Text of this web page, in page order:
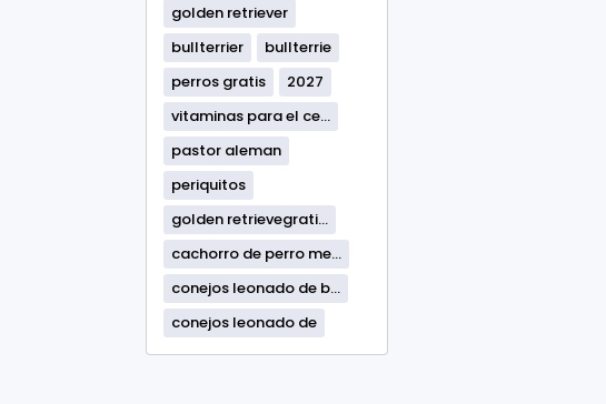
golden retriever
bullterrier
bullterrie
perros gratis
2027
vitaminas para el ce...
pastor aleman
periquitos
golden retrievegrati...
cachorro de perro me...
conejos leonado de b...
conejos leonado de